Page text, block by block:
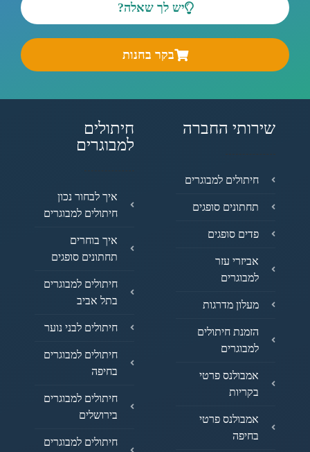
יש לך שאלה?
בקר בחנות
שירותי החברה
חיתולים למבוגרים
תחתונים סופגים
פדים סופגים
אביזרי עזר
למבוגרים
מעלון מדרגות
הזמנת חיתולים
למבוגרים
אמבולנס פרטי
בקריות
אמבולנס פרטי
בחיפה
חיתולים
למבוגרים
איך לבחור נכון
חיתולים למבוגרים
איך בוחרים
תחתונים סופגים
חיתולים למבוגרים
בתל אביב
חיתולים לבני נוער
חיתולים למבוגרים
בחיפה
חיתולים למבוגרים
בירושלים
חיתולים למבוגרים